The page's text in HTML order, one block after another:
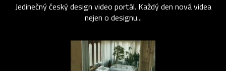
Jedinečný český design video portál. Každý den nová videa
nejen o designu...